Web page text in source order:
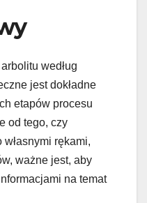
według
jest dokładne
etapów procesu
od tego, czy
rękami,
ważne jest, aby
na temat